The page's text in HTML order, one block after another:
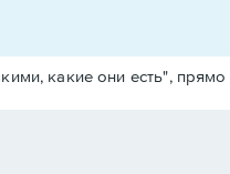
какие они есть",